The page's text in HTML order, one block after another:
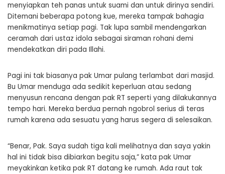
menyiapkan teh panas untuk suami dan untuk dirinya sendiri.
Ditemani beberapa potong kue, mereka tampak bahagia
menikmatinya setiap pagi. Tak lupa sambil mendengarkan
ceramah dari ustaz idola sebagai siraman rohani demi
mendekatkan diri pada Illahi.
Pagi ini tak biasanya pak Umar pulang terlambat dari masjid.
Bu Umar menduga ada sedikit keperluan atau sedang
menyusun rencana dengan pak RT seperti yang dilakukannya
tempo hari. Mereka berdua pernah ngobrol serius di teras
rumah karena ada sesuatu yang harus segera di selesaikan.
“Benar, Pak. Saya sudah tiga kali melihatnya dan saya yakin
hal ini tidak bisa dibiarkan begitu saja,” kata pak Umar
meyakinkan ketika pak RT datang ke rumah. Ada raut tak